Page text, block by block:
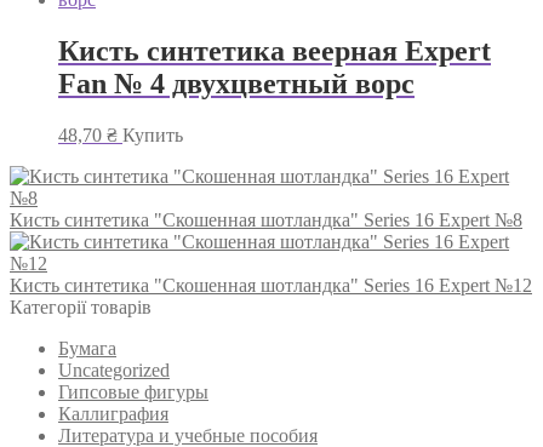
Кисть синтетика веерная Expert
Fan № 4 двухцветный ворс
48,70 ₴ Купить
Кисть синтетика "Скошенная шотландка" Series 16 Expert №8
Кисть синтетика "Скошенная шотландка" Series 16 Expert №12
Категорії товарів
Бумага
Uncategorized
Гипсовые фигуры
Каллиграфия
Литература и учебные пособия